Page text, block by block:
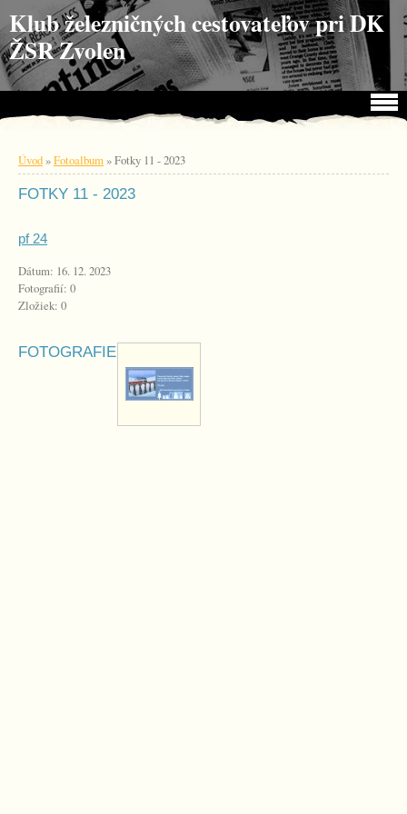
Choď na obsah
Choď na menu
Klub železničných cestovateľov pri DK
ŽSR Zvolen
Úvod»Fotoalbum»Fotky 11 - 2023
FOTKY 11 - 2023
pf 24
Dátum: 16. 12. 2023
Fotografií: 0
Zložiek: 0
FOTOGRAFIE